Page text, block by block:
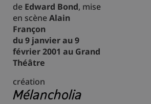
de Edward Bond, mise
en scèneAlain
Françon
du 9 janvier au 9
février 2001 au Grand
Théâtre
création
Mélancholia